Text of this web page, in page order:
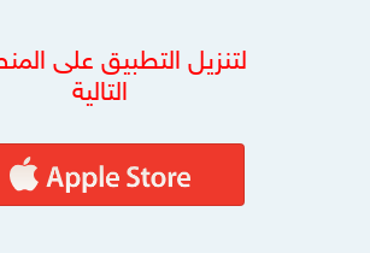
لتنزيل التطبيق على
التالية